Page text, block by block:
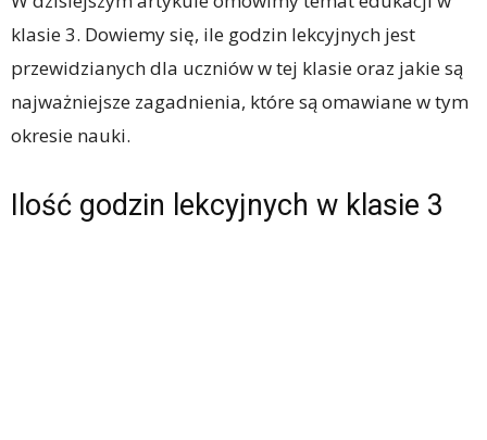
klasie 3. Dowiemy się, ile godzin lekcyjnych jest
przewidzianych dla uczniów w tej klasie oraz jakie są
najważniejsze zagadnienia, które są omawiane w tym
okresie nauki.
Ilość godzin lekcyjnych w klasie 3